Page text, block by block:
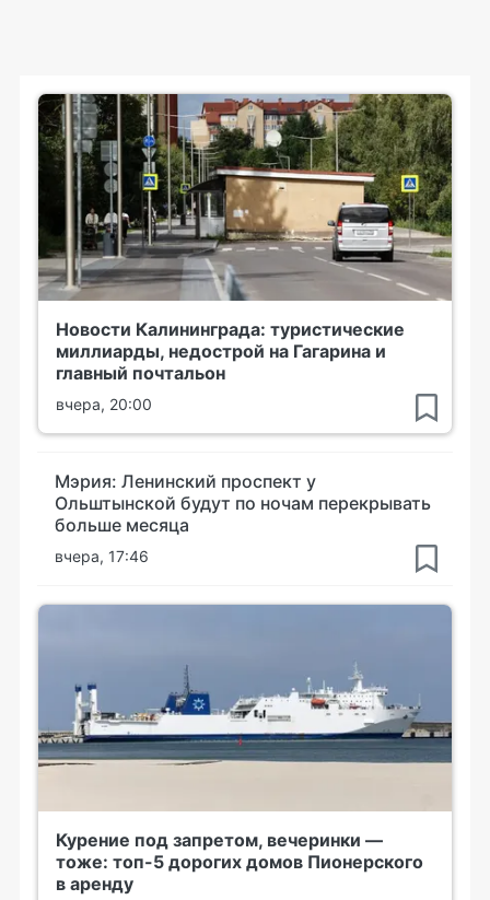
Новости Калининграда: туристические
миллиарды, недострой на Гагарина и
главный почтальон
вчера, 20:00
Мэрия: Ленинский проспект у
Ольштынской будут по ночам перекрывать
больше месяца
вчера, 17:46
Курение под запретом, вечеринки —
тоже: топ-5 дорогих домов Пионерского
в аренду